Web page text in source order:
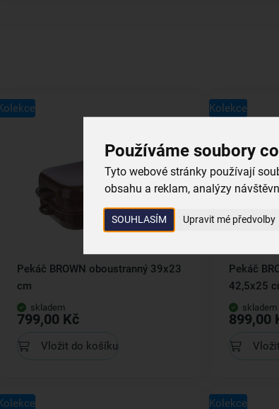
Používáme soubory
Tyto webové stránky používají
obsahu a reklam, analýzy
SOUHLASÍM Upravit mé předvolby
Pekáč BROWN oboustranný 39x23
cm
skladem
799,00 Kč
Vložit do košíku
Kolekce
Pekáč
42,5x25
skladem
899,00
Kolekce